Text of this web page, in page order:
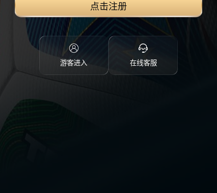
点击注册
游客进入 在线客服